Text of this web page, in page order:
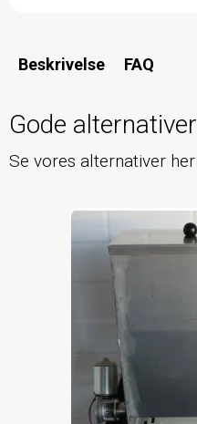
Beskrivelse FAQ
Gode alternativer
Se vores alternativer her